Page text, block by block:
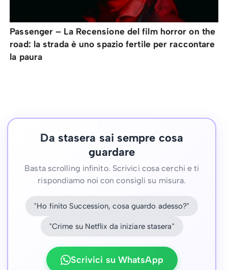
Passenger – La Recensione del film horror on the
road: la strada è uno spazio fertile per raccontare
la paura
Da stasera sai sempre cosa
guardare
Basta scrolling infinito. Scrivici cosa cerchi e ti
rispondiamo noi con consigli su misura.
"Ho finito Succession, cosa guardo adesso?"
"Crime su Netflix da iniziare stasera"
Scrivici su WhatsApp